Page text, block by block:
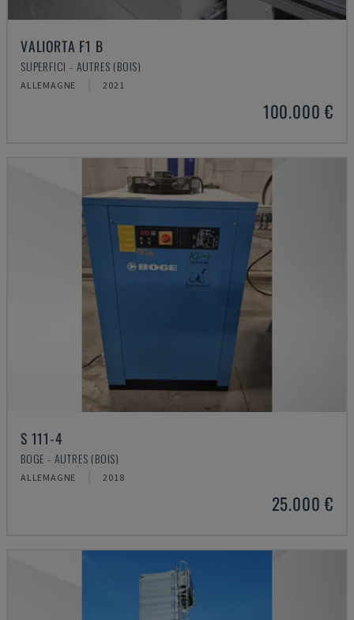
VALIORTA F1 B
SUPERFICI - AUTRES (BOIS)
ALLEMAGNE 2021
100.000 €
S 111-4
BOGE - AUTRES (BOIS)
ALLEMAGNE 2018
25.000 €